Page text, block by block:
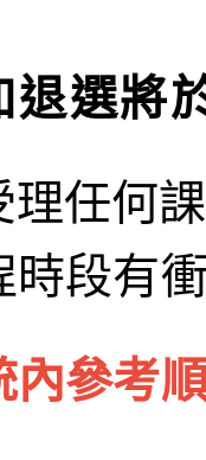
退選將
理任何
時段有
內參考